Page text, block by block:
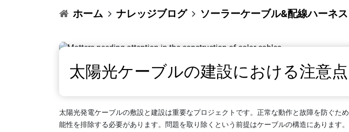
ホーム ナレッジブログ ソーラーケーブル&配線ハーネス
太陽光ケーブルの建設における注意点
太陽光発電ケーブルの敷設と建設は重要なプロジェクトです。正常な動作と故障を防ぐた
能性を排除する必要があります。問題を取り除くという前提はケーブルの構造にあります